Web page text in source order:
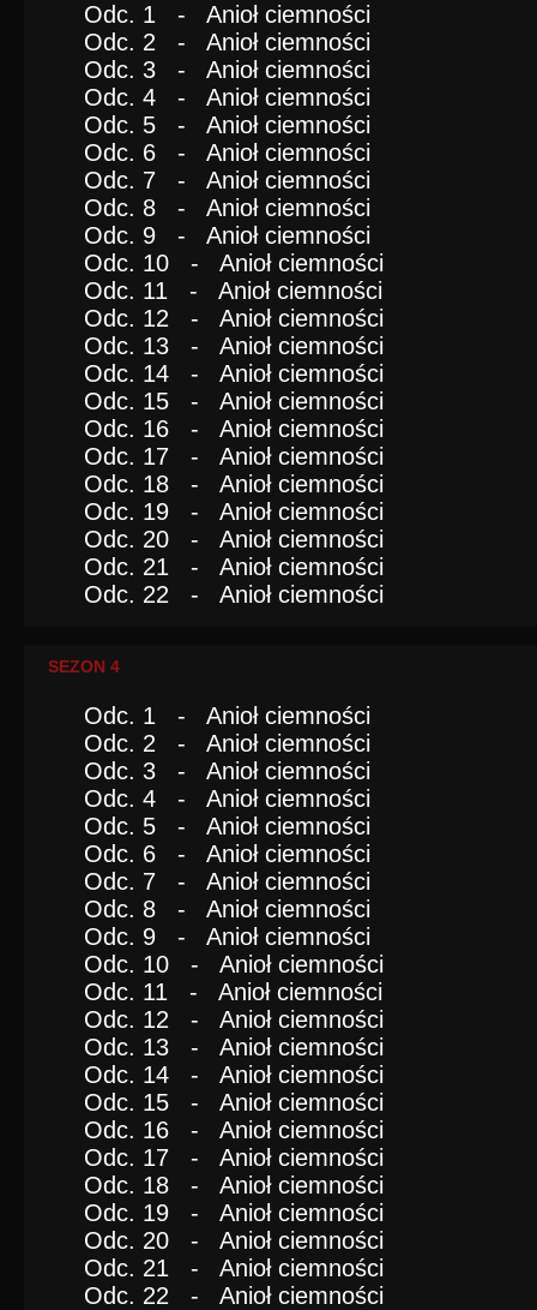
Odc. 1 - Anioł ciemności
Odc. 2 - Anioł ciemności
Odc. 3 - Anioł ciemności
Odc. 4 - Anioł ciemności
Odc. 5 - Anioł ciemności
Odc. 6 - Anioł ciemności
Odc. 7 - Anioł ciemności
Odc. 8 - Anioł ciemności
Odc. 9 - Anioł ciemności
Odc. 10 - Anioł ciemności
Odc. 11 - Anioł ciemności
Odc. 12 - Anioł ciemności
Odc. 13 - Anioł ciemności
Odc. 14 - Anioł ciemności
Odc. 15 - Anioł ciemności
Odc. 16 - Anioł ciemności
Odc. 17 - Anioł ciemności
Odc. 18 - Anioł ciemności
Odc. 19 - Anioł ciemności
Odc. 20 - Anioł ciemności
Odc. 21 - Anioł ciemności
Odc. 22 - Anioł ciemności
SEZON 4
Odc. 1 - Anioł ciemności
Odc. 2 - Anioł ciemności
Odc. 3 - Anioł ciemności
Odc. 4 - Anioł ciemności
Odc. 5 - Anioł ciemności
Odc. 6 - Anioł ciemności
Odc. 7 - Anioł ciemności
Odc. 8 - Anioł ciemności
Odc. 9 - Anioł ciemności
Odc. 10 - Anioł ciemności
Odc. 11 - Anioł ciemności
Odc. 12 - Anioł ciemności
Odc. 13 - Anioł ciemności
Odc. 14 - Anioł ciemności
Odc. 15 - Anioł ciemności
Odc. 16 - Anioł ciemności
Odc. 17 - Anioł ciemności
Odc. 18 - Anioł ciemności
Odc. 19 - Anioł ciemności
Odc. 20 - Anioł ciemności
Odc. 21 - Anioł ciemności
Odc. 22 - Anioł ciemności